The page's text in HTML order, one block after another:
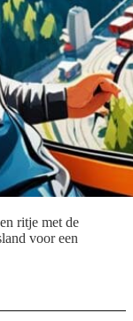
ritje met de
voor een